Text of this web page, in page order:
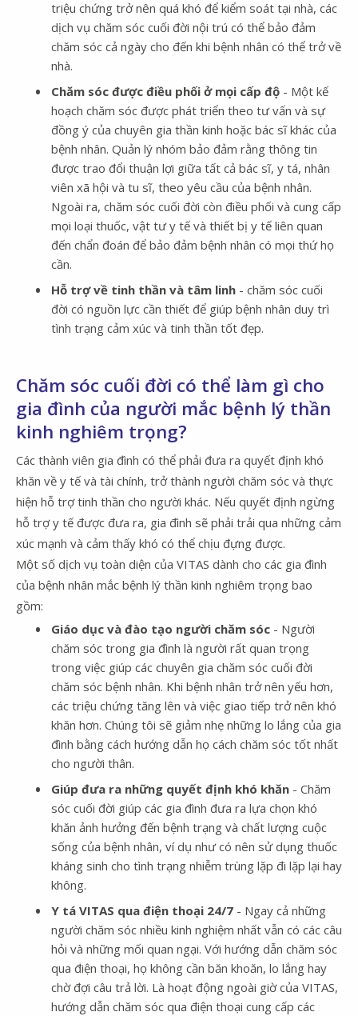
triệu chứng trở nên quá khó để kiểm soát tại nhà, các
dịch vụ chăm sóc cuối đời nội trú có thể bảo đảm
chăm sóc cả ngày cho đến khi bệnh nhân có thể trở về
nhà.
Chăm sóc được điều phối ở mọi cấp độ - Một kế
hoạch chăm sóc được phát triển theo tư vấn và sự
đồng ý của chuyên gia thần kinh hoặc bác sĩ khác của
bệnh nhân. Quản lý nhóm bảo đảm rằng thông tin
được trao đổi thuận lợi giữa tất cả bác sĩ, y tá, nhân
viên xã hội và tu sĩ, theo yêu cầu của bệnh nhân.
Ngoài ra, chăm sóc cuối đời còn điều phối và cung cấp
mọi loại thuốc, vật tư y tế và thiết bị y tế liên quan
đến chẩn đoán để bảo đảm bệnh nhân có mọi thứ họ
cần.
Hỗ trợ về tinh thần và tâm linh - chăm sóc cuối
đời có nguồn lực cần thiết để giúp bệnh nhân duy trì
tình trạng cảm xúc và tinh thần tốt đẹp.
Chăm sóc cuối đời có thể làm gì cho
gia đình của người mắc bệnh lý thần
kinh nghiêm trọng?
Các thành viên gia đình có thể phải đưa ra quyết định khó
khăn về y tế và tài chính, trở thành người chăm sóc và thực
hiện hỗ trợ tinh thần cho người khác. Nếu quyết định ngừng
hỗ trợ y tế được đưa ra, gia đình sẽ phải trải qua những cảm
xúc mạnh và cảm thấy khó có thể chịu đựng được.
Một số dịch vụ toàn diện của VITAS dành cho các gia đình
của bệnh nhân mắc bệnh lý thần kinh nghiêm trọng bao
gồm:
Giáo dục và đào tạo người chăm sóc - Người
chăm sóc trong gia đình là người rất quan trọng
trong việc giúp các chuyên gia chăm sóc cuối đời
chăm sóc bệnh nhân. Khi bệnh nhân trở nên yếu hơn,
các triệu chứng tăng lên và việc giao tiếp trở nên khó
khăn hơn. Chúng tôi sẽ giảm nhẹ những lo lắng của gia
đình bằng cách hướng dẫn họ cách chăm sóc tốt nhất
cho người thân.
Giúp đưa ra những quyết định khó khăn - Chăm
sóc cuối đời giúp các gia đình đưa ra lựa chọn khó
khăn ảnh hưởng đến bệnh trạng và chất lượng cuộc
sống của bệnh nhân, ví dụ như có nên sử dụng thuốc
kháng sinh cho tình trạng nhiễm trùng lặp đi lặp lại hay
không.
Y tá VITAS qua điện thoại 24/7 - Ngay cả những
người chăm sóc nhiều kinh nghiệm nhất vẫn có các câu
hỏi và những mối quan ngại. Với hướng dẫn chăm sóc
qua điện thoại, họ không cần băn khoăn, lo lắng hay
chờ đợi câu trả lời. Là hoạt động ngoài giờ của VITAS,
hướng dẫn chăm sóc qua điện thoại cung cấp các